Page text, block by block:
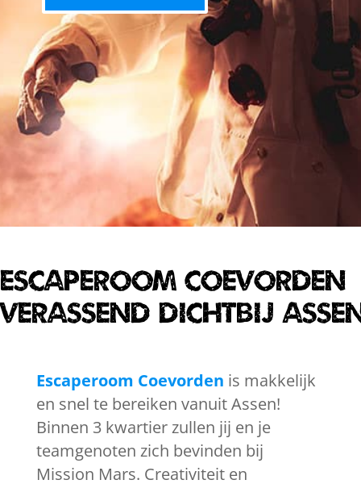
EscapeRoom Coevorden
verassend dichtbij
Escaperoom Coevorden is makkelijk
en snel te bereiken vanuit Assen!
Binnen 3 kwartier zullen jij en je
teamgenoten zich bevinden bij
Mission Mars. Creativiteit en